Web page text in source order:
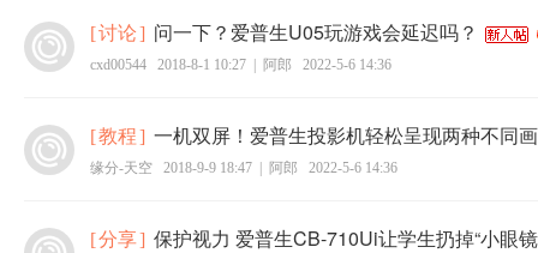
[讨论] 问一下？爱普生U05玩游戏会延迟吗？
cxd00544 2018-8-1 10:27 阿郎 2022-5-6 14:36
[教程] 一机双屏！爱普生投影机轻松呈现两种不同
缘分-天空 2018-9-9 18:47 阿郎 2022-5-6 14:36
[分享] 保护视力 爱普生CB-710Ui让学生扔掉“小眼